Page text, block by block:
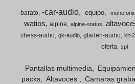
-barato -car-audio -equipo -
watios
alpine alpine-status
chess-audio
gk-audio gladen-audio kit-
oferta spl
Pantallas multimedia
packs
Altavoces Camaras